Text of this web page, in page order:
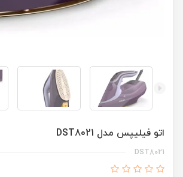
اتو فیلیپس مدل DST8021
DST8021